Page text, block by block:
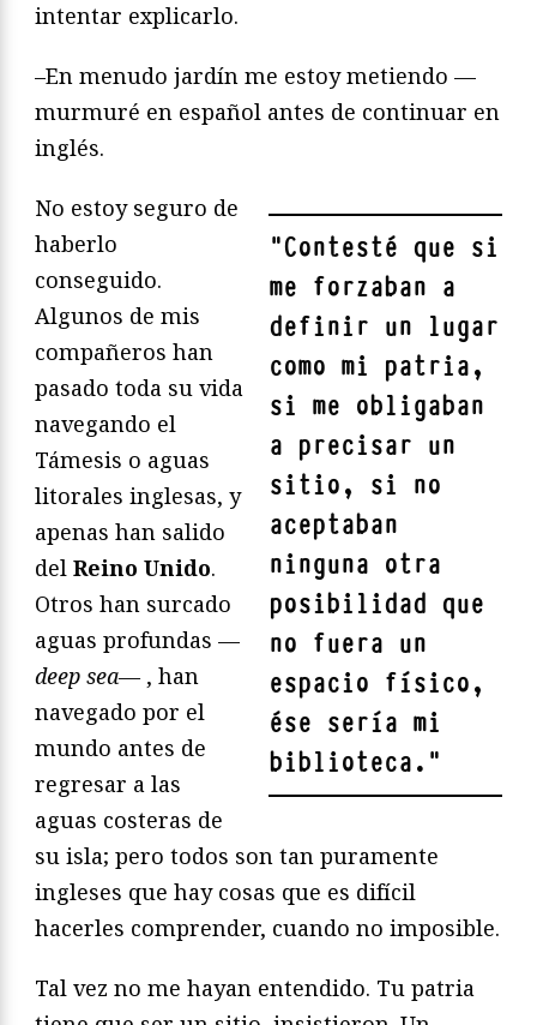
intentar explicarlo.
–En menudo jardín me estoy metiendo —
murmuré en español antes de continuar en
inglés.
"Contesté que si
me forzaban a
definir un lugar
como mi patria,
si me obligaban
a precisar un
sitio, si no
aceptaban
ninguna otra
posibilidad que
no fuera un
espacio físico,
ése sería mi
biblioteca. "
No estoy seguro de
haberlo
conseguido.
Algunos de mis
compañeros han
pasado toda su vida
navegando el
Támesis o aguas
litorales inglesas, y
apenas han salido
del Reino Unido.
Otros han surcado
aguas profundas —
deep sea— , han
navegado por el
mundo antes de
regresar a las
aguas costeras de
su isla; pero todos son tan puramente
ingleses que hay cosas que es difícil
hacerles comprender, cuando no imposible.
Tal vez no me hayan entendido. Tu patria